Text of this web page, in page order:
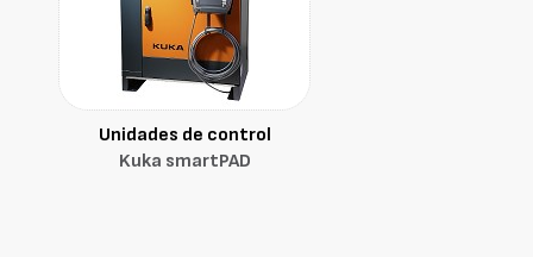
Unidades de control
Kuka smartPAD